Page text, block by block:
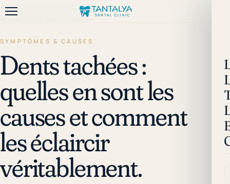
←Bibliothèque médicale
Accueil Dents tachées
SYMPTÔMES & CAUSES
Dents tachées :
quelles en sont les
causes et comment
les éclaircir
véritablement.